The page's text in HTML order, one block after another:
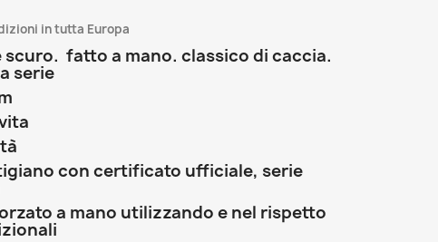
in tutta Europa
scuro. fatto a mano. classico di caccia.
serie
con certificato ufficiale, serie
a mano utilizzando e nel rispetto